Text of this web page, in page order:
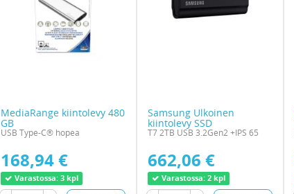
MediaRange kiintolevy 480
GB
USB Type-C® hopea
168,94 €
Varastossa: 3 kpl
Samsung Ulkoinen
kiintolevy SSD
T7 2TB USB 3.2Gen2 +IPS 65
662,06 €
Varastossa: 2 kpl